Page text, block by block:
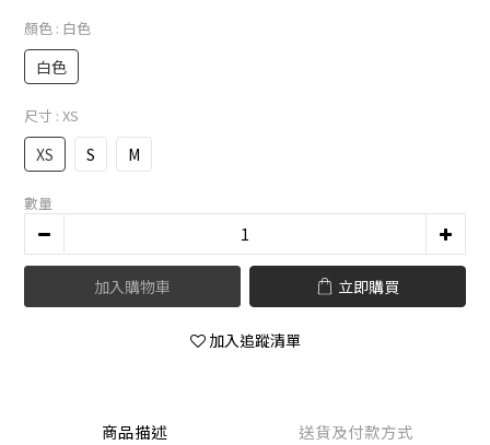
顏色 : 白色
白色
尺寸 : XS
XS S M
數量
加入購物車 立即購買
加入追蹤清單
商品描述 送貨及付款方式